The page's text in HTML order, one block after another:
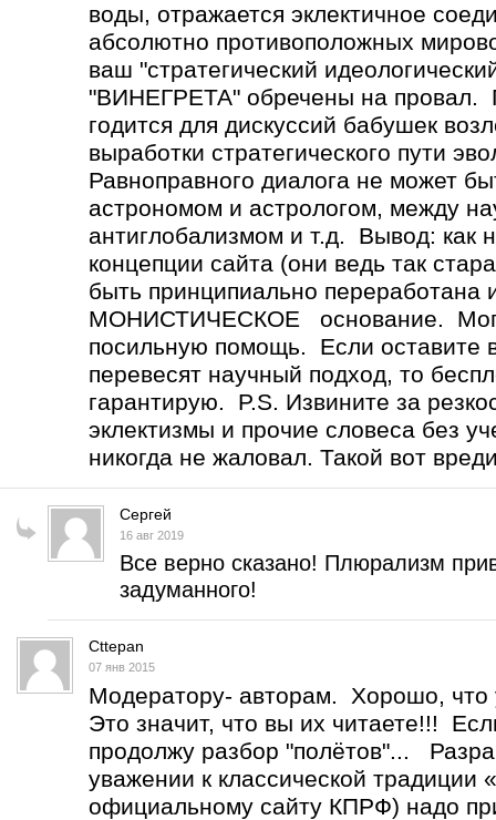
воды, отражается эклектичное
абсолютно противоположных
ваш "стратегический
"ВИНЕГРЕТА" обречены на
годится для дискуссий бабушек
выработки стратегического пути
Равноправного диалога не
астрономом и астрологом, между
антиглобализмом и т.д. Вывод: как
концепции сайта (они ведь так
быть принципиально переработана
МОНИСТИЧЕСКОЕ основание. Могу
посильную помощь. Если оставите
перевесят научный подход, то
гарантирую. P.S. Извините за
эклектизмы и прочие словеса без
никогда не жаловал. Такой вот
Сергей
16 авг 2019
Все верно сказано! Плюрализм
задуманного!
Cttepan
07 янв 2015
Модератору- авторам. Хорошо, что
Это значит, что вы их читаете!!!
продолжу разбор "полётов"...
уважении к классической традиции
официальному сайту КПРФ) надо